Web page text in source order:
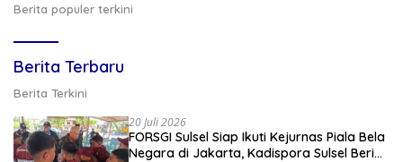
Berita populer terkini
Berita Terbaru
Berita Terkini
20 Juli 2026
FORSGI Sulsel Siap Ikuti Kejurnas Piala Bela
Negara di Jakarta, Kadispora Sulsel Beri